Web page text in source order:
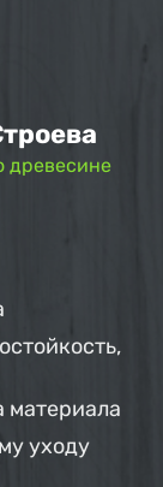
древесине
материала
уходу